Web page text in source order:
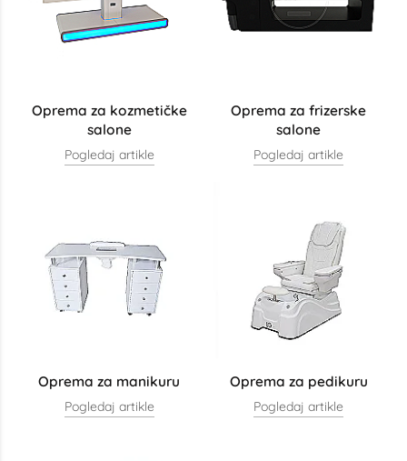
Oprema za kozmetičke
salone
Pogledaj artikle
Oprema za frizerske
salone
Pogledaj artikle
Oprema za manikuru
Pogledaj artikle
Oprema za pedikuru
Pogledaj artikle